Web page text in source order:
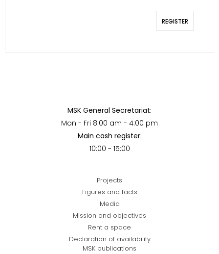
REGISTER
MSK General Secretariat:
Mon - Fri 8:00 am - 4:00 pm
Main cash register:
10:00 - 15:00
Projects
Figures and facts
Media
Mission and objectives
Rent a space
Declaration of availability
MSK publications